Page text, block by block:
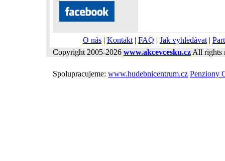
O nás | Kontakt | FAQ | Jak vyhledávat |
Copyright 2005-2026 www.akcevcesku.cz All rights
Spolupracujeme: www.hudebnicentrum.cz Penziony